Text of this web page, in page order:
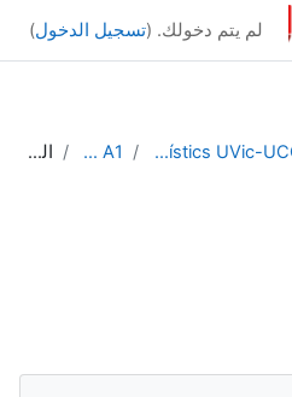
لم يتم دخولك. (تسجيل الدخول)
Serveis Lingüístics UVic-UCC
Català A1 الملخص